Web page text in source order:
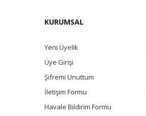
KURUMSAL
Yeni Üyelik
Üye Girişi
Şifremi Unuttum
İletişim Formu
Havale Bildirim Formu